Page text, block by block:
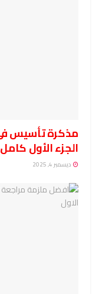
الجزء الأول كامل
ديسمبر 4, 2025